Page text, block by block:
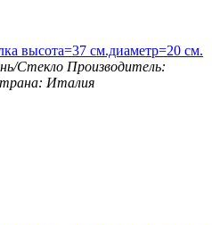
высота=37 см.диаметр=20 см.
Стекло Производитель:
Италия